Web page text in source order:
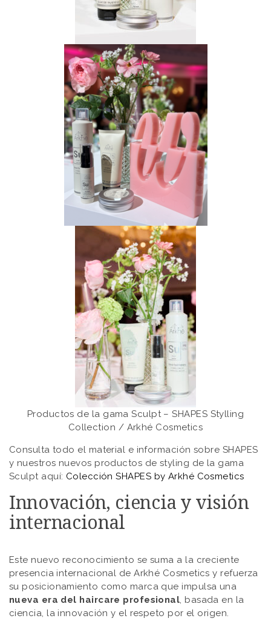
Productos de la gama Sculpt – SHAPES Stylling
Collection / Arkhé Cosmetics
Consulta todo el material e información sobre SHAPES
y nuestros nuevos productos de styling de la gama
Sculpt aquí: Colección SHAPES by Arkhé Cosmetics
Innovación, ciencia y visión
internacional
Este nuevo reconocimiento se suma a la creciente
presencia internacional de Arkhé Cosmetics y refuerza
su posicionamiento como marca que impulsa una
nueva era del haircare profesional , basada en la
ciencia, la innovación y el respeto por el origen.